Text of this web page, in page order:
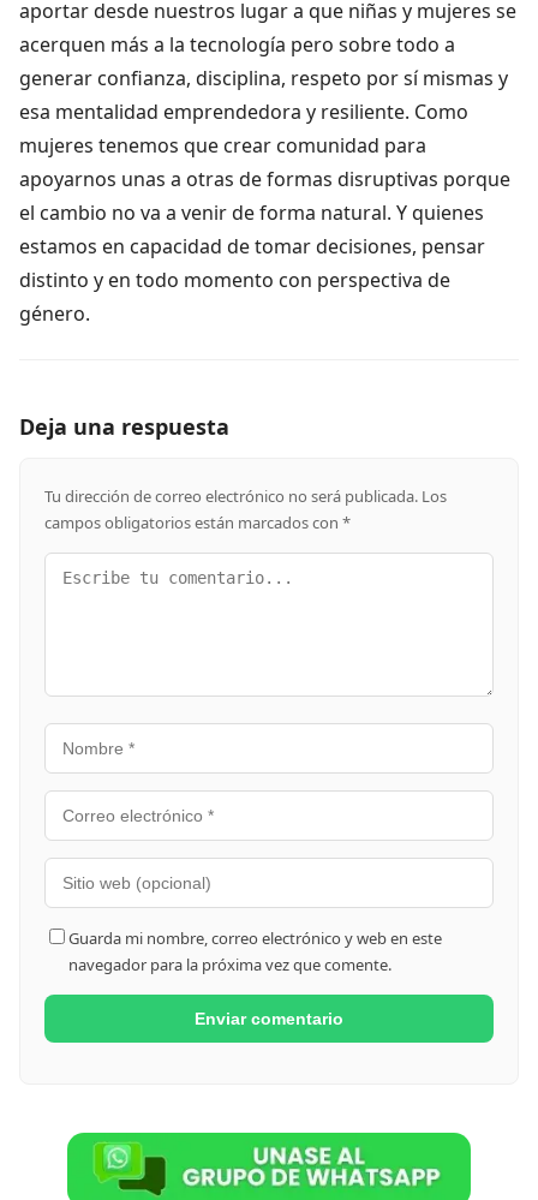
aportar desde nuestros lugar a que niñas y mujeres se
acerquen más a la tecnología pero sobre todo a
generar confianza, disciplina, respeto por sí mismas y
esa mentalidad emprendedora y resiliente. Como
mujeres tenemos que crear comunidad para
apoyarnos unas a otras de formas disruptivas porque
el cambio no va a venir de forma natural. Y quienes
estamos en capacidad de tomar decisiones, pensar
distinto y en todo momento con perspectiva de
género.
Deja una respuesta
Tu dirección de correo electrónico no será publicada. Los
campos obligatorios están marcados con *
Guarda mi nombre, correo electrónico y web en este
navegador para la próxima vez que comente.